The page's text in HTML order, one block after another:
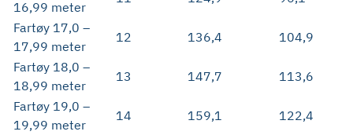
16,99 meter
Fartøy 17,0 –
17,99 meter
12 136,4
104,9
Fartøy 18,0 –
18,99 meter
13 147,7
113,6
Fartøy 19,0 –
19,99 meter
14 159,1
122,4